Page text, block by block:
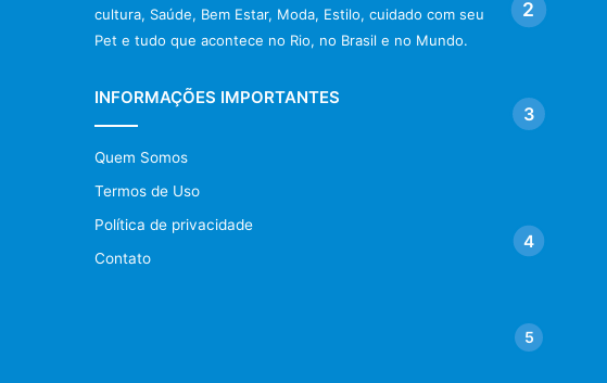
cultura, Saúde, Bem Estar, Moda, Estilo, cuidado com seu
Pet e tudo que acontece no Rio, no Brasil e no Mundo.
INFORMAÇÕES IMPORTANTES
Quem Somos
Termos de Uso
Política de privacidade
Contato